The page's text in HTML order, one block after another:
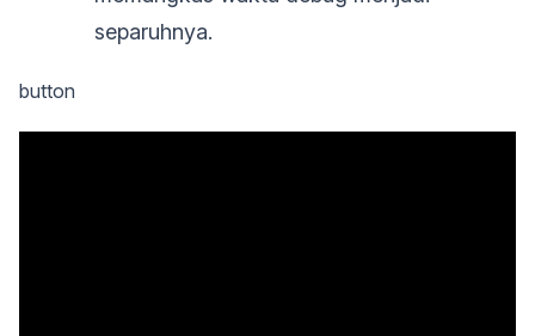
separuhnya.
button